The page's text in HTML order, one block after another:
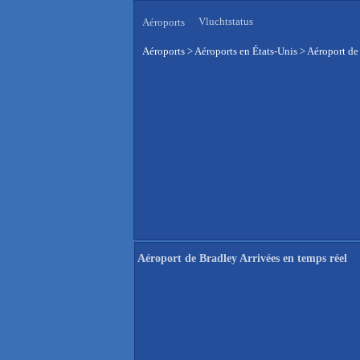
Aéroports Vluchtstatus
Aéroports >Aéroports en États-Unis >Aéroport
Aéroport de Bradley Arrivées en temps réel